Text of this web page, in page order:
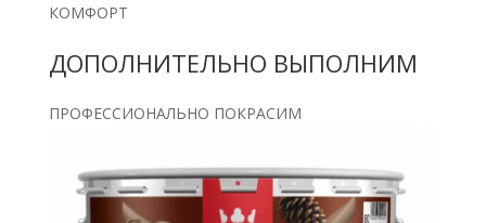
КОМФОРТ
ДОПОЛНИТЕЛЬНО ВЫПОЛНИМ
ПРОФЕССИОНАЛЬНО ПОКРАСИМ